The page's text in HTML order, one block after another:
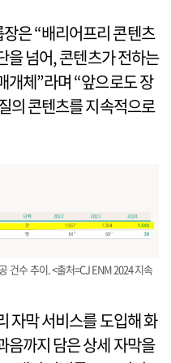
은 “배리어프리 콘텐츠
을 넘어, 콘텐츠가 전하는
개체”라며 “앞으로도 장
의 콘텐츠를 지속적으로
건수 추이. <출처=CJ ENM 2024 지속
자막 서비스를 도입해 화
음까지 담은 상세 자막을